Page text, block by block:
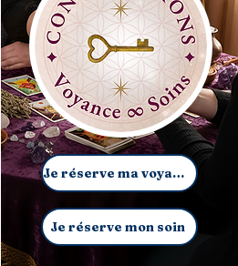
Je réserve ma voyance
Je réserve mon soin